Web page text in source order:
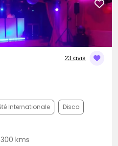
23 avis
Internationale Disco
kms